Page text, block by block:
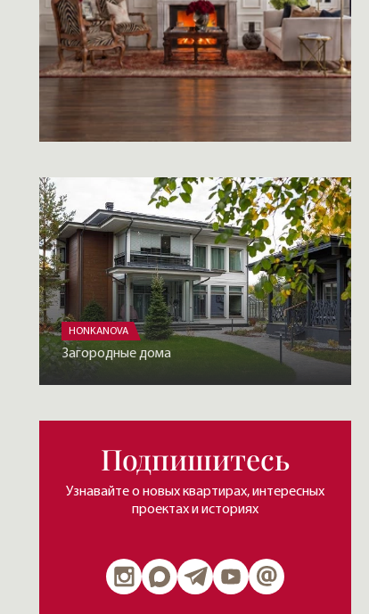
HONKANOVA
Загородные дома
Подпишитесь
Узнавайте о новых квартирах, интересных
проектах и историях